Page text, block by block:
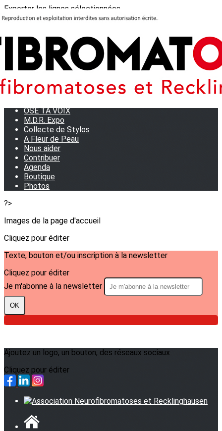
Exporter les lignes sélectionnées
Exporter toutes les colonnes
Journées Partage 2026 - La Rochelle
Les manifestations
OSE TA VOIX
M.D.R. Expo
Collecte de Stylos
A Fleur de Peau
Nous aider
Contribuer
Agenda
Boutique
Photos
?>
Images de la page d'accueil
Cliquez pour éditer
Texte, bouton et/ou inscription à la newsletter
Cliquez pour éditer
Je m'abonne à la newsletter
OK
Ajoutez un logo, un bouton, des réseaux sociaux
Cliquez pour éditer